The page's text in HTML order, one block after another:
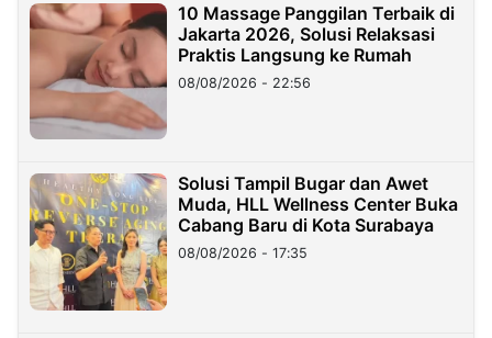
10 Massage Panggilan Terbaik di
Jakarta 2026, Solusi Relaksasi
Praktis Langsung ke Rumah
08/08/2026 - 22:56
Solusi Tampil Bugar dan Awet
Muda, HLL Wellness Center Buka
Cabang Baru di Kota Surabaya
08/08/2026 - 17:35